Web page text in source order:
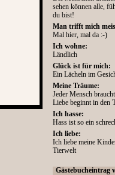
sehen können alle,
du bist!
Man trifft mich
Mal hier, mal da :-)
Ich wohne:
Ländlich
Glück ist für mich:
Ein Lächeln im
Meine Träume:
Jeder Mensch
Liebe beginnt in den
Ich hasse:
Hass ist so ein
Ich liebe:
Ich liebe meine
Tierwelt
Gästebucheintrag